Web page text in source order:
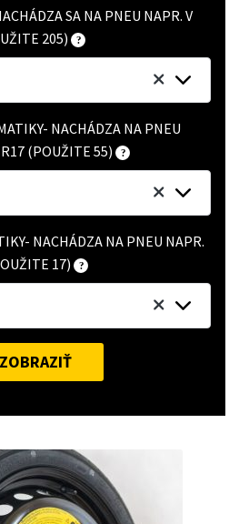
SA NA PNEU NAPR. V
205)
NACHÁDZA NA PNEU
(POUŽITE 55)
NACHÁDZA NA PNEU NAPR.
17)
ZOBRAZIŤ